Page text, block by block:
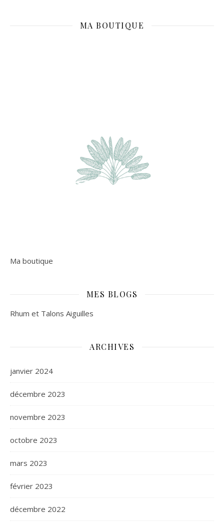
MA BOUTIQUE
Ma boutique
MES BLOGS
Rhum et Talons Aiguilles
ARCHIVES
janvier 2024
décembre 2023
novembre 2023
octobre 2023
mars 2023
février 2023
décembre 2022